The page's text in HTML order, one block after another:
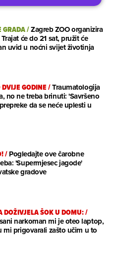
GRADA/Zagreb ZOO organizira
će do 21 sat, pružit će
uvid u noćni svijet životinja
GODINE/Traumatologija
no ne treba brinuti: 'Savršeno
da se neće uplesti u
/Pogledajte ove čarobne
'Supermjesec jagode'
gradove
DOŽIVJELA ŠOK U DOMU:/
narkoman mi je oteo laptop,
mi prigovarali zašto učim u to